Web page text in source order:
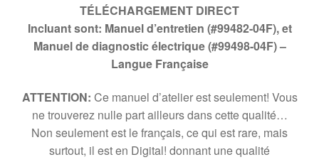
TÉLÉCHARGEMENT DIRECT
Incluant sont: Manuel d’entretien (#99482-04F), et
Manuel de diagnostic électrique (#99498-04F) –
Langue Française
ATTENTION: Ce manuel d’atelier est seulement! Vous
ne trouverez nulle part ailleurs dans cette qualité…
Non seulement est le français, ce qui est rare, mais
surtout, il est en Digital! donnant une qualité